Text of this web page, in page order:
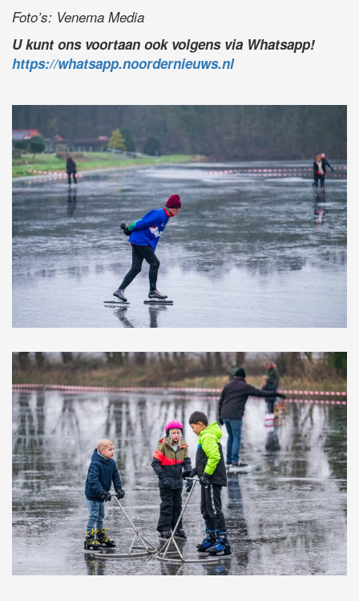
Foto’s: Venema Media
U kunt ons voortaan ook volgens via Whatsapp!
https://whatsapp.noordernieuws.nl